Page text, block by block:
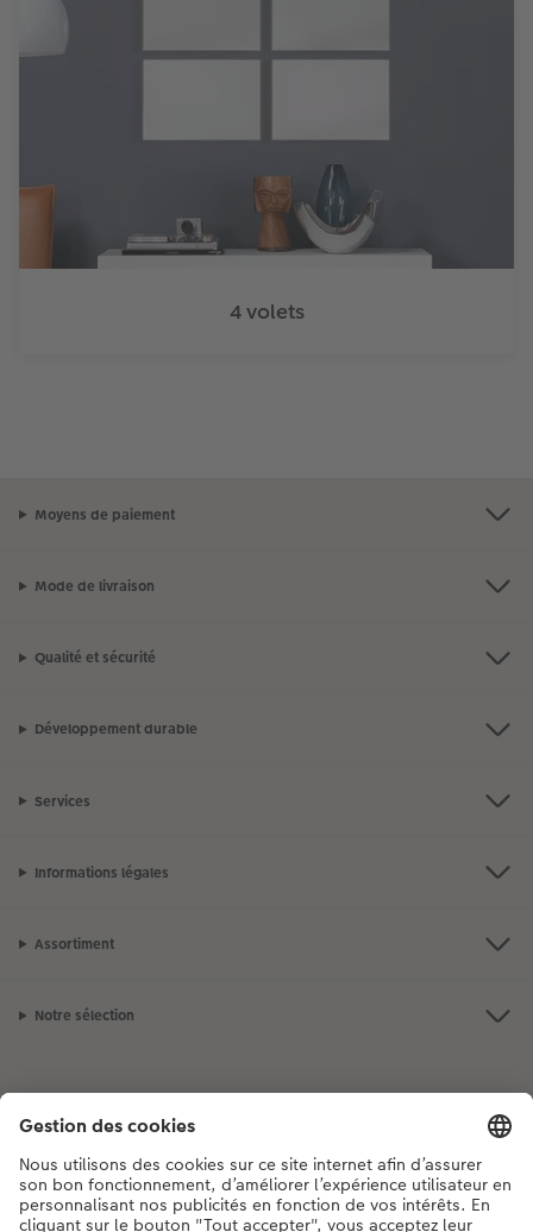
4 volets
Moyens de paiement
Mode de livraison
Qualité et sécurité
Développement durable
Services
Informations légales
Assortiment
Notre sélection
Si vous avez des questions concernant nos produits ou votre commande,
n'hésitez pas à nous contacter du lundi au dimanche, de 9h00 à 20h00